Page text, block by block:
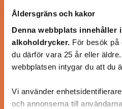
Åldersgräns och kakor
Denna webbplats innehåller
alkoholdrycker. För besök på
du därför vara 25 år eller
webbplatsen intygar du att du
Vi använder
och annonserna till
@puntella